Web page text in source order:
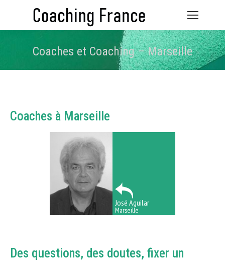
Coaches et Coaching – Marseille
Vous êtes ici :
Coaches à Marseille
José Aguilar
Marseille
Des questions, des doutes, fixer un